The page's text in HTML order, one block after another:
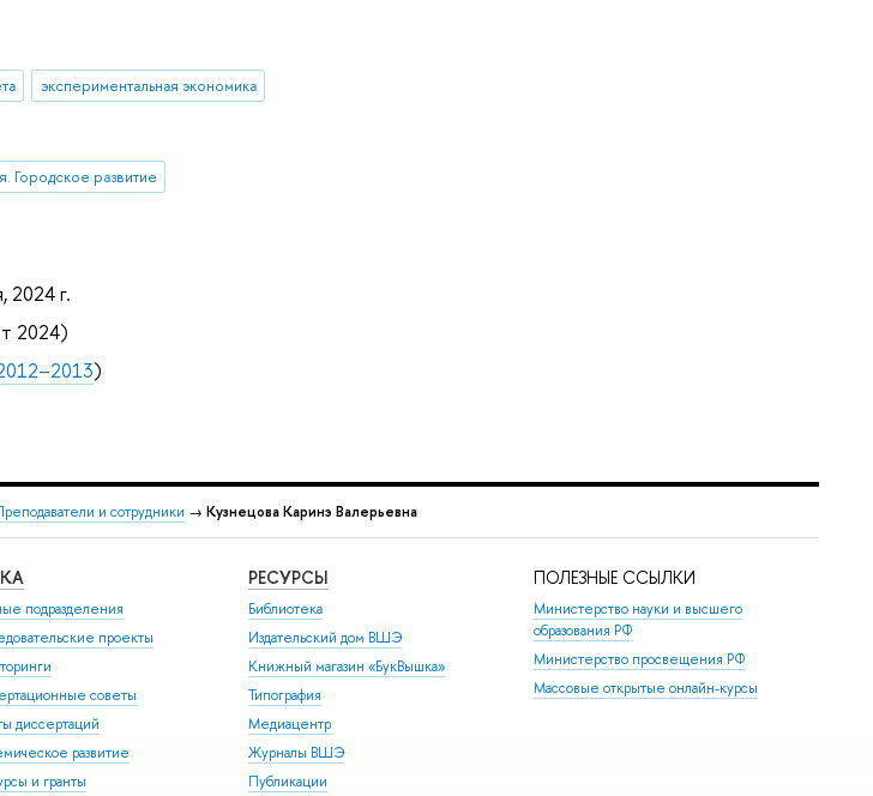
экспериментальная экономика
Городское развитие
2024 г.
2024)
)
и сотрудники → Кузнецова Каринэ Валерьевна
подразделения
проекты
советы
диссертаций
развитие
и гранты
РЕСУРСЫ
Библиотека
Издательский дом ВШЭ
Книжный магазин «БукВышка»
Типография
Медиацентр
Журналы ВШЭ
Публикации
ПОЛЕЗНЫЕ ССЫЛКИ
Министерство науки и высшего
образования РФ
Министерство просвещения РФ
Массовые открытые онлайн-курсы